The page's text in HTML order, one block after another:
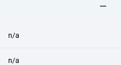
n/a
n/a